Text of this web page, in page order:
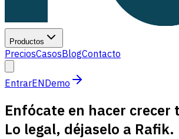
Productos
PreciosCasosBlogContacto
EntrarENDemo
Enfócate en hacer crecer
Lo legal, déjaselo a Rafik.